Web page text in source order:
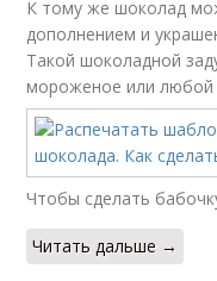
К тому же шоколад
дополнением и
Такой шоколадной
мороженое или любой
Чтобы сделать
Читать дальше →